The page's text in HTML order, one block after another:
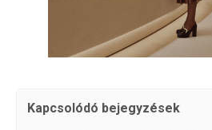
Kapcsolódó bejegyzések